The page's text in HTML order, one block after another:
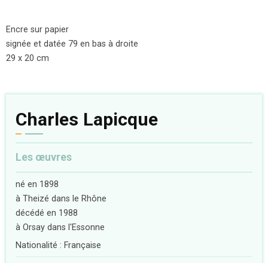
Encre sur papier
signée et datée 79 en bas à droite
29 x 20 cm
Charles Lapicque
Les œuvres
né en 1898
à Theizé dans le Rhône
décédé en 1988
à Orsay dans l'Essonne
Nationalité : Française